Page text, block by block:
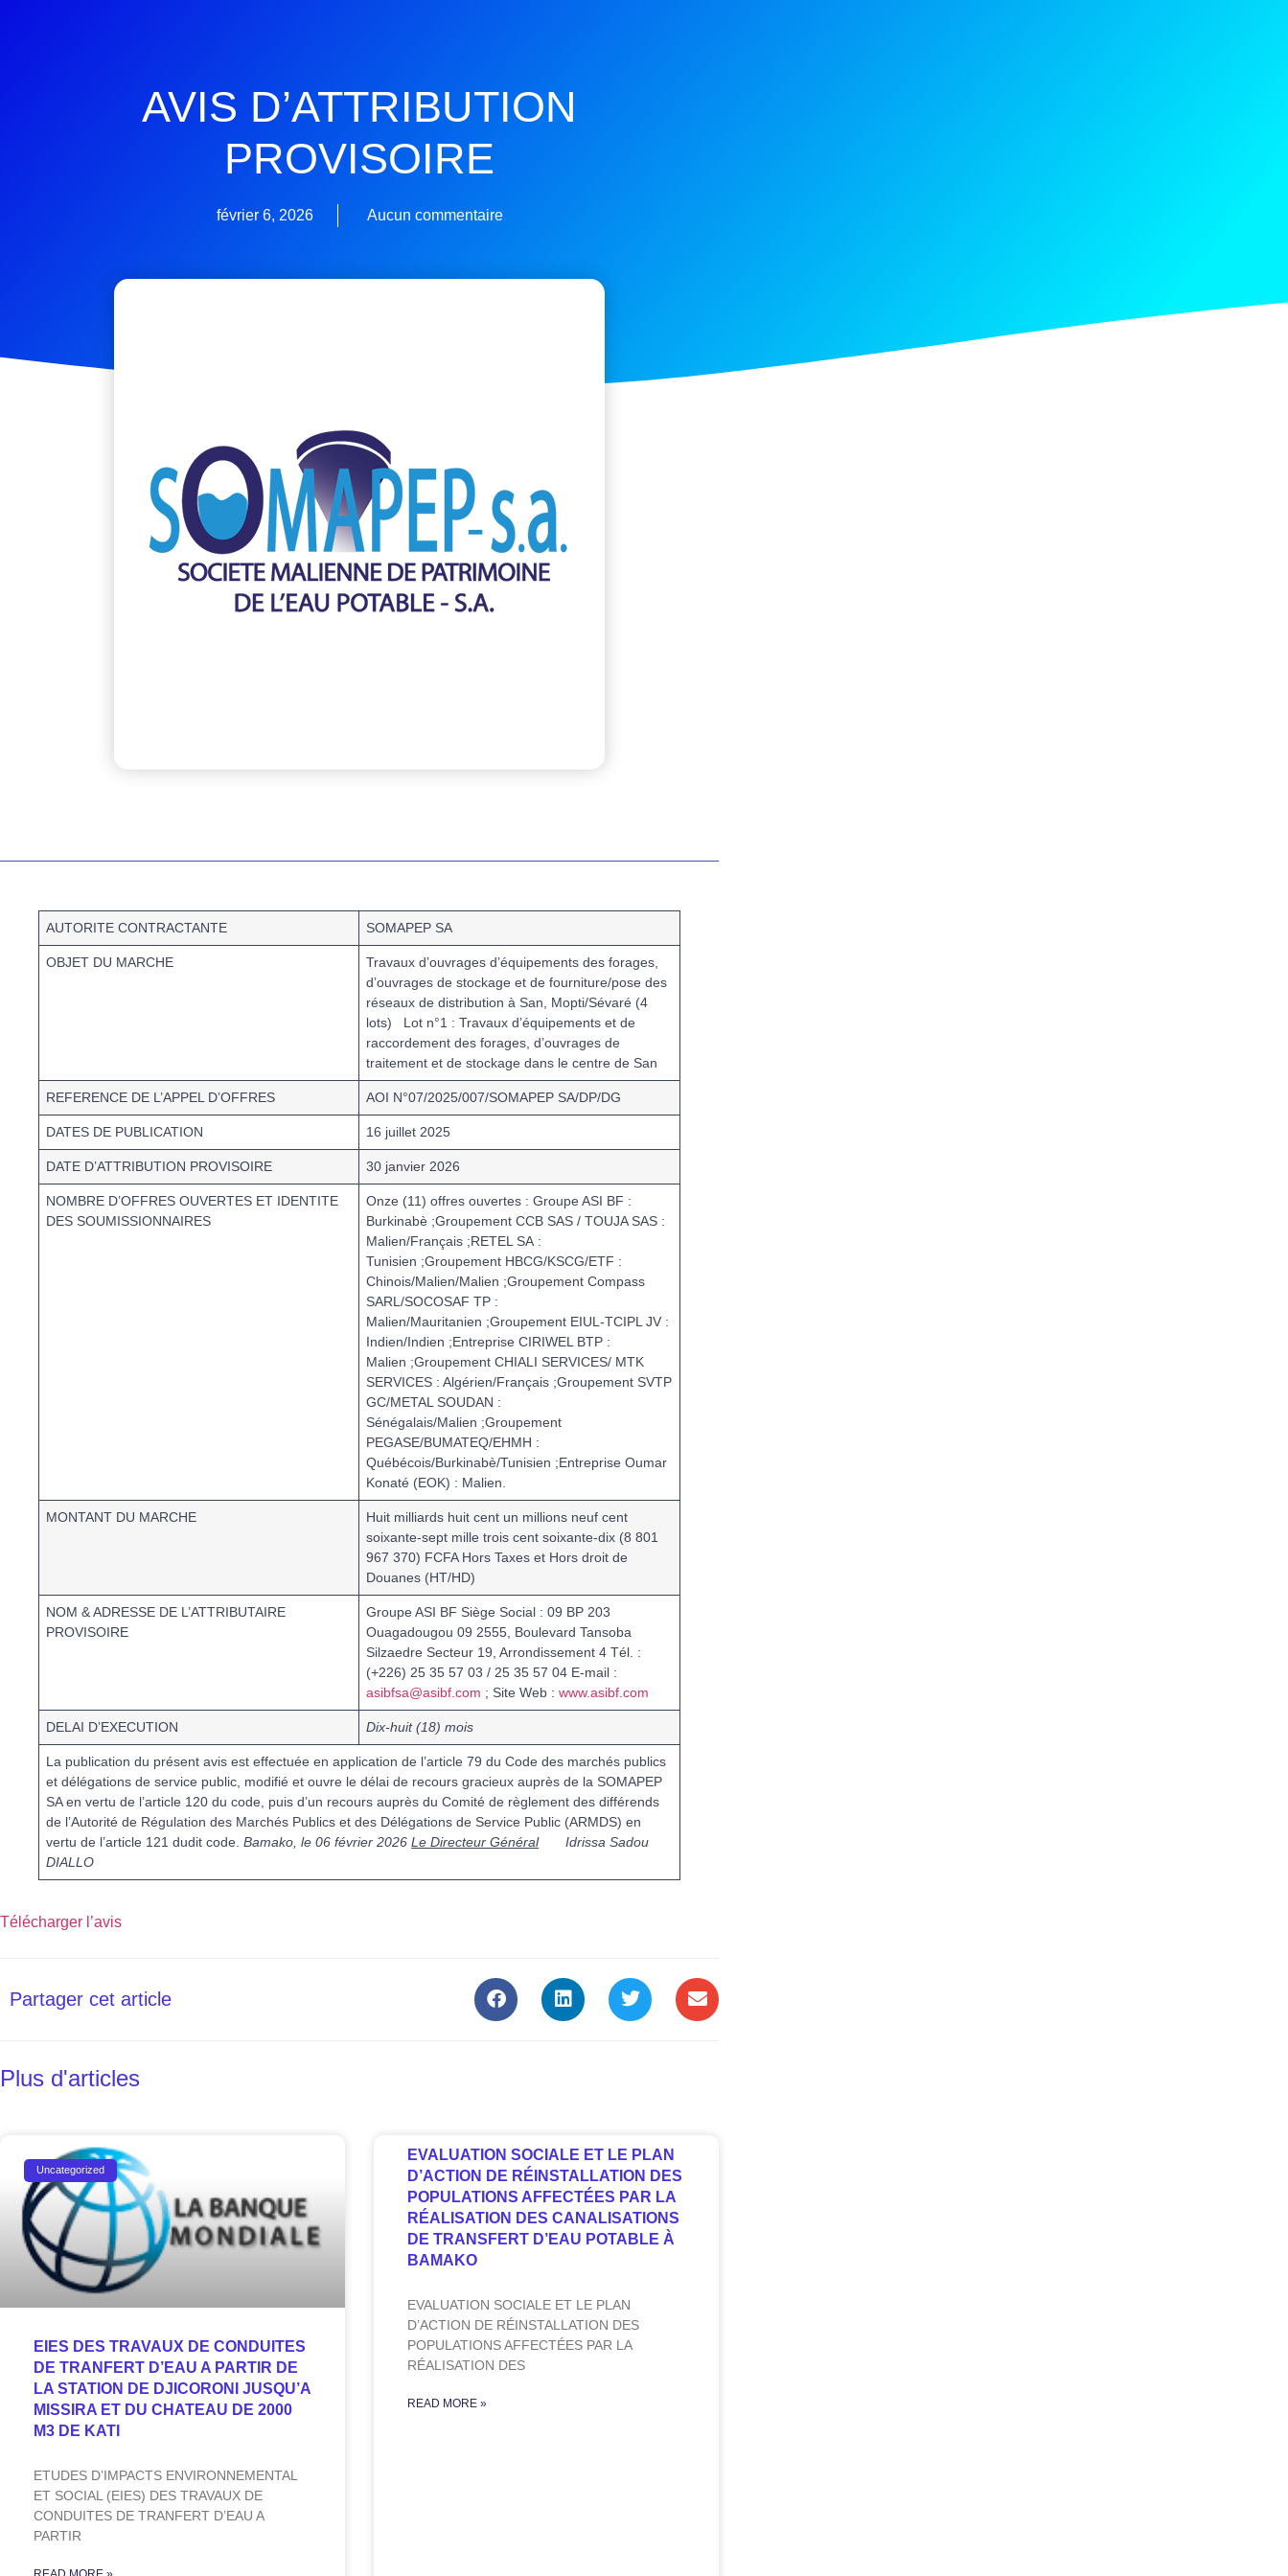
AVIS D’ATTRIBUTION
PROVISOIRE
février 6, 2026 Aucun commentaire
AUTORITE CONTRACTANTE SOMAPEP SA
OBJET DU MARCHE
Travaux d’ouvrages d’équipements des forages,
d’ouvrages de stockage et de fourniture/pose des
réseaux de distribution à San, Mopti/Sévaré (4
lots) Lot n°1 : Travaux d’équipements et de
raccordement des forages, d’ouvrages de
traitement et de stockage dans le centre de San
REFERENCE DE L’APPEL D’OFFRES AOI N°07/2025/007/SOMAPEP SA/DP/DG
DATES DE PUBLICATION 16 juillet 2025
DATE D’ATTRIBUTION PROVISOIRE 30 janvier 2026
NOMBRE D’OFFRES OUVERTES ET IDENTITE
DES SOUMISSIONNAIRES
Onze (11) offres ouvertes : Groupe ASI BF :
Burkinabè ;Groupement CCB SAS / TOUJA SAS :
Malien/Français ;RETEL SA :
Tunisien ;Groupement HBCG/KSCG/ETF :
Chinois/Malien/Malien ;Groupement Compass
SARL/SOCOSAF TP :
Malien/Mauritanien ;Groupement EIUL-TCIPL JV :
Indien/Indien ;Entreprise CIRIWEL BTP :
Malien ;Groupement CHIALI SERVICES/ MTK
SERVICES : Algérien/Français ;Groupement SVTP
GC/METAL SOUDAN :
Sénégalais/Malien ;Groupement
PEGASE/BUMATEQ/EHMH :
Québécois/Burkinabè/Tunisien ;Entreprise Oumar
Konaté (EOK) : Malien.
MONTANT DU MARCHE
Huit milliards huit cent un millions neuf cent
soixante-sept mille trois cent soixante-dix (8 801
967 370) FCFA Hors Taxes et Hors droit de
Douanes (HT/HD)
NOM & ADRESSE DE L’ATTRIBUTAIRE
PROVISOIRE
Groupe ASI BF Siège Social : 09 BP 203
Ouagadougou 09 2555, Boulevard Tansoba
Silzaedre Secteur 19, Arrondissement 4 Tél. :
(+226) 25 35 57 03 / 25 35 57 04 E-mail :
asibfsa@asibf.com ; Site Web :www.asibf.com
DELAI D’EXECUTION Dix-huit (18) mois
La publication du présent avis est effectuée en application de l’article 79 du Code des marchés publics
et délégations de service public, modifié et ouvre le délai de recours gracieux auprès de la SOMAPEP
SA en vertu de l’article 120 du code, puis d’un recours auprès du Comité de règlement des différends
de l’Autorité de Régulation des Marchés Publics et des Délégations de Service Public (ARMDS) en
vertu de l’article 121 dudit code.Bamako, le 06 février 2026 Le Directeur Général
Idrissa Sadou
DIALLO
Télécharger l’avis
Partager cet article
Plus d'articles
Uncategorized
EIES DES TRAVAUX DE CONDUITES
DE TRANFERT D’EAU A PARTIR DE
LA STATION DE DJICORONI JUSQU’A
MISSIRA ET DU CHATEAU DE 2000
M3 DE KATI
ETUDES D’IMPACTS ENVIRONNEMENTAL
ET SOCIAL (EIES) DES TRAVAUX DE
CONDUITES DE TRANFERT D’EAU A
PARTIR
EVALUATION SOCIALE ET LE PLAN
D’ACTION DE RÉINSTALLATION DES
POPULATIONS AFFECTÉES PAR LA
RÉALISATION DES CANALISATIONS
DE TRANSFERT D’EAU POTABLE À
BAMAKO
EVALUATION SOCIALE ET LE PLAN
D’ACTION DE RÉINSTALLATION DES
POPULATIONS AFFECTÉES PAR LA
RÉALISATION DES
READ MORE »